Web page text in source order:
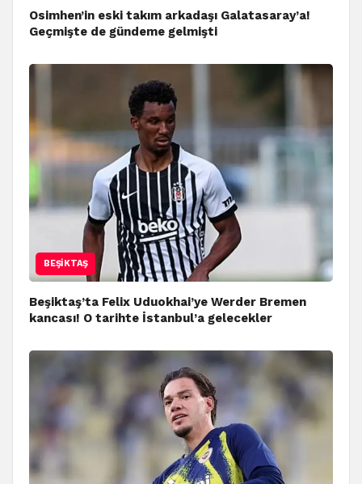
Osimhen’in eski takım arkadaşı Galatasaray’a!
Geçmişte de gündeme gelmişti
BEŞIKTAŞ
Beşiktaş’ta Felix Uduokhai’ye Werder Bremen
kancası! O tarihte İstanbul’a gelecekler